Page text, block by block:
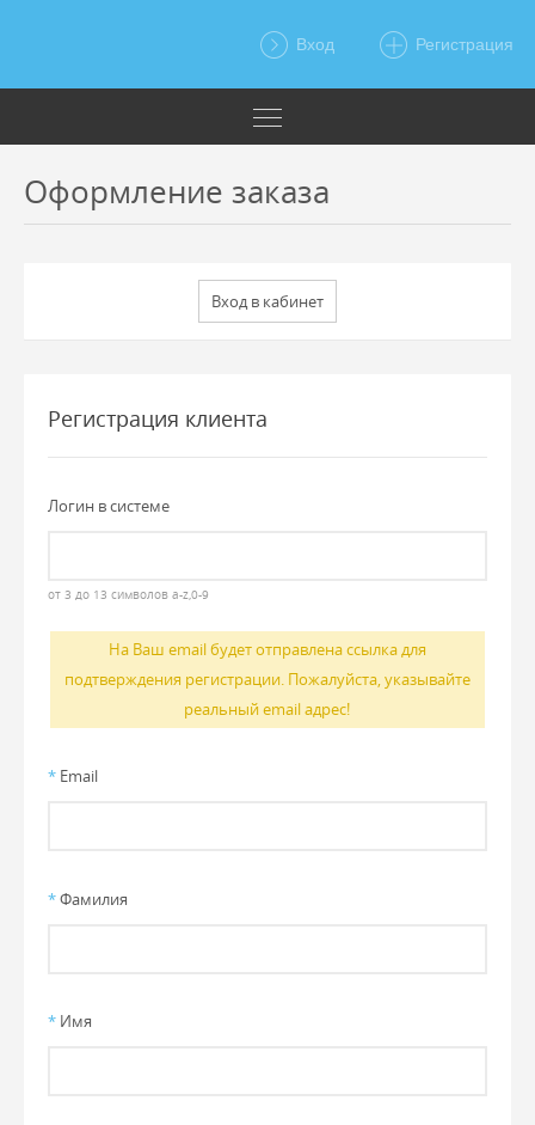
Вход Регистрация
Оформление заказа
Регистрация клиента
Логин в системе
от 3 до 13 символов a-z,0-9
На Ваш email будет отправлена ссылка для
подтверждения регистрации. Пожалуйста, указывайте
реальный email адрес!
* Email
*Фамилия
* Имя